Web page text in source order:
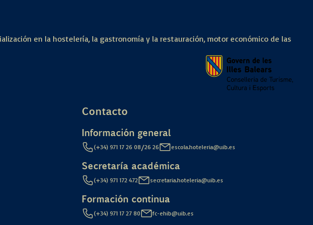
en la hostelería, la gastronomía y la restauración, motor económico de las
Contacto
Información general
(+34) 971 17 26 08/26 26 escola.hoteleria@uib.es
Secretaría académica
(+34) 971 172 472 secretaria.hoteleria@uib.es
Formación continua
(+34) 971 17 27 80 fc-ehib@uib.es